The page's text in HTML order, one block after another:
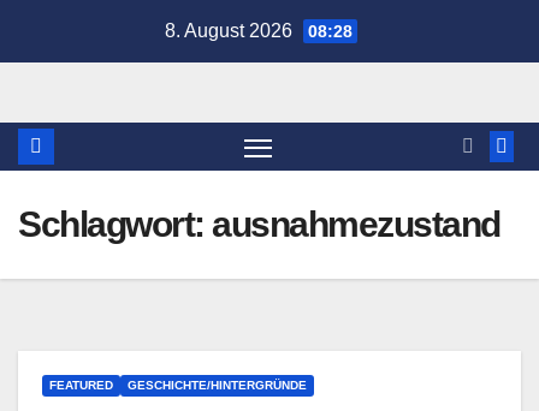
8. August 2026 08:28
Schlagwort: ausnahmezustand
FEATURED GESCHICHTE/HINTERGRÜNDE